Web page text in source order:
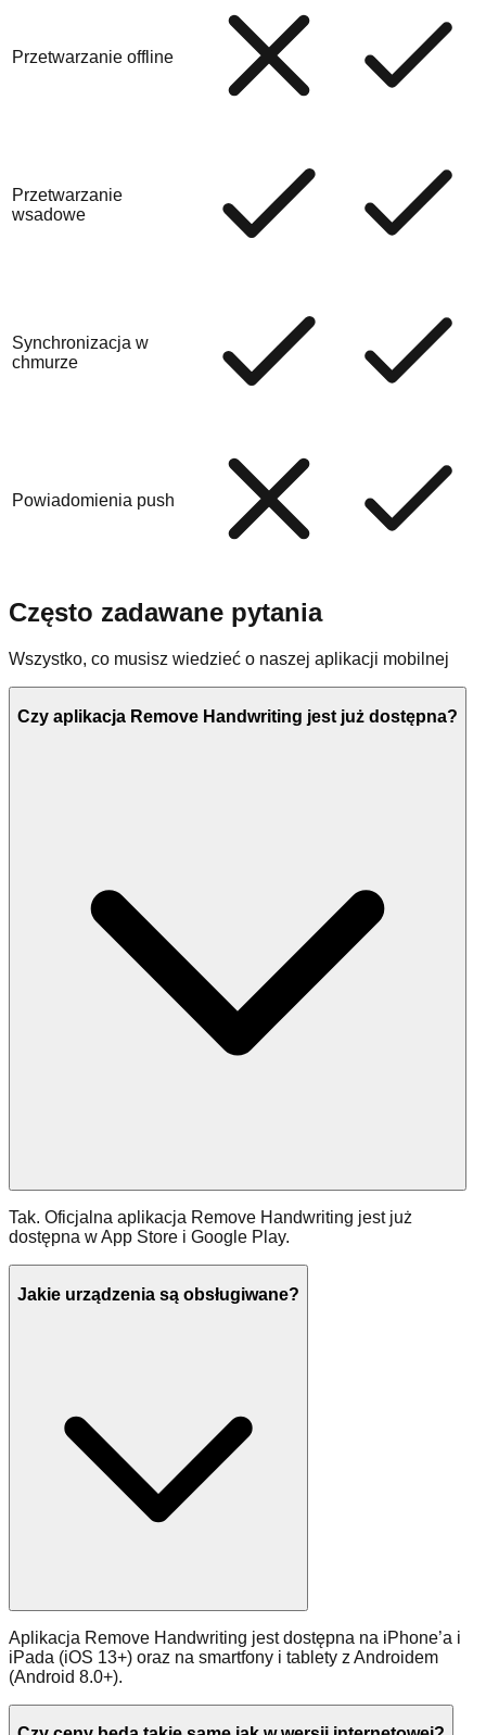
Przetwarzanie offline
Przetwarzanie
wsadowe
Synchronizacja w
chmurze
Powiadomienia push
Często zadawane pytania
Wszystko, co musisz wiedzieć o naszej aplikacji mobilnej
Czy aplikacja Remove Handwriting jest już dostępna?
Tak. Oficjalna aplikacja Remove Handwriting jest już
dostępna w App Store i Google Play.
Jakie urządzenia są obsługiwane?
Aplikacja Remove Handwriting jest dostępna na iPhone’a i
iPada (iOS 13+) oraz na smartfony i tablety z Androidem
(Android 8.0+).